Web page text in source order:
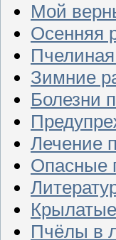
Мой
Осенняя
Зимние
Болезни
Лечение
Опасные
Пчёлы в